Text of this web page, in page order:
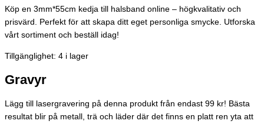
Köp en 3mm*55cm kedja till halsband online – högkvalitativ och
prisvärd. Perfekt för att skapa ditt eget personliga smycke. Utforska
vårt sortiment och beställ idag!
Tillgänglighet: 4 i lager
Gravyr
Lägg till lasergravering på denna produkt från endast 99 kr! Bästa
resultat blir på metall, trä och läder där det finns en platt ren yta att